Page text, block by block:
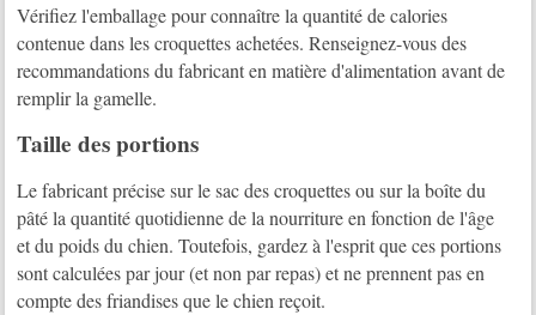
Vérifiez l'emballage pour connaître la quantité de calories
contenue dans les croquettes achetées. Renseignez-vous des
recommandations du fabricant en matière d'alimentation avant de
remplir la gamelle.
Taille des portions
Le fabricant précise sur le sac des croquettes ou sur la boîte du
pâté la quantité quotidienne de la nourriture en fonction de l'âge
et du poids du chien. Toutefois, gardez à l'esprit que ces portions
sont calculées par jour (et non par repas) et ne prennent pas en
compte des friandises que le chien reçoit.